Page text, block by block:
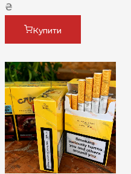
₴
Купити